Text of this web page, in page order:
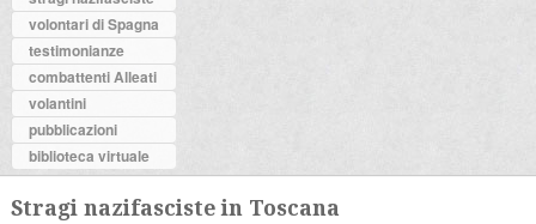
volontari di Spagna
testimonianze
combattenti Alleati
volantini
pubblicazioni
biblioteca virtuale
Stragi nazifasciste in Toscana